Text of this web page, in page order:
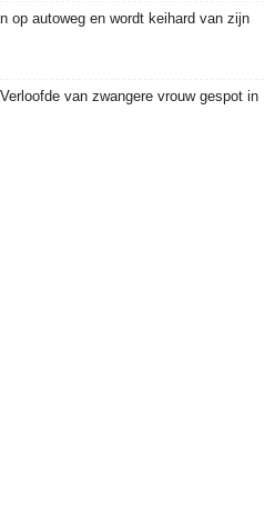
op autoweg en wordt keihard van zijn
van zwangere vrouw gespot in